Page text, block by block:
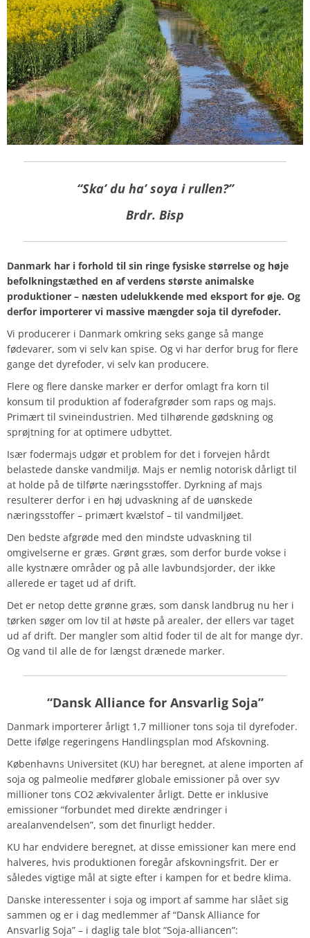
“Ska’ du ha’ soya i rullen?”
Brdr. Bisp
Danmark har i forhold til sin ringe fysiske størrelse og høje
befolkningstæthed en af verdens største animalske
produktioner – næsten udelukkende med eksport for øje. Og
derfor importerer vi massive mængder soja til dyrefoder.
Vi producerer i Danmark omkring seks gange så mange
fødevarer, som vi selv kan spise. Og vi har derfor brug for flere
gange det dyrefoder, vi selv kan producere.
Flere og flere danske marker er derfor omlagt fra korn til
konsum til produktion af foderafgrøder som raps og majs.
Primært til svineindustrien. Med tilhørende gødskning og
sprøjtning for at optimere udbyttet.
Især fodermajs udgør et problem for det i forvejen hårdt
belastede danske vandmiljø. Majs er nemlig notorisk dårligt til
at holde på de tilførte næringsstoffer. Dyrkning af majs
resulterer derfor i en høj udvaskning af de uønskede
næringsstoffer – primært kvælstof – til vandmiljøet.
Den bedste afgrøde med den mindste udvaskning til
omgivelserne er græs. Grønt græs, som derfor burde vokse i
alle kystnære områder og på alle lavbundsjorder, der ikke
allerede er taget ud af drift.
Det er netop dette grønne græs, som dansk landbrug nu her i
tørken søger om lov til at høste på arealer, der ellers var taget
ud af drift. Der mangler som altid foder til de alt for mange dyr.
Og vand til alle de for længst drænede marker.
“Dansk Alliance for Ansvarlig Soja”
Danmark importerer årligt 1,7 millioner tons soja til dyrefoder.
Dette ifølge regeringens Handlingsplan mod Afskovning.
Københavns Universitet (KU) har beregnet, at alene importen af
soja og palmeolie medfører globale emissioner på over syv
millioner tons CO2 ækvivalenter årligt. Dette er inklusive
emissioner “forbundet med direkte ændringer i
arealanvendelsen”, som det finurligt hedder.
KU har endvidere beregnet, at disse emissioner kan mere end
halveres, hvis produktionen foregår afskovningsfrit. Der er
således vigtige mål at sigte efter i kampen for et bedre klima.
Danske interessenter i soja og import af samme har slået sig
sammen og er i dag medlemmer af “Dansk Alliance for
Ansvarlig Soja” – i daglig tale blot “Soja-alliancen”: